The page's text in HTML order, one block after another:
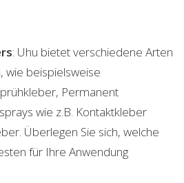
: Uhu bietet verschiedene Arten
wie beispielsweise
Permanent
wie z.B. Kontaktkleber
Überlegen Sie sich, welche
für Ihre Anwendung